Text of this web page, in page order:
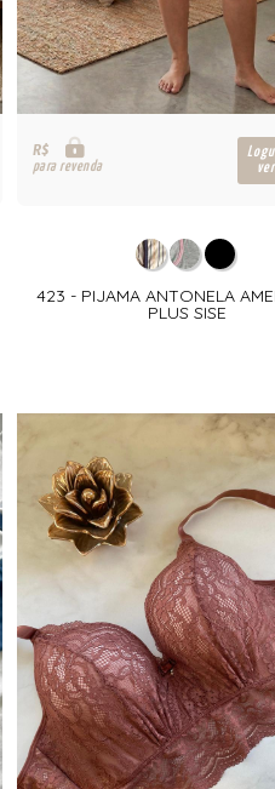
R$
para revenda
423 - PIJAMA ANTONELA
PLUS SISE